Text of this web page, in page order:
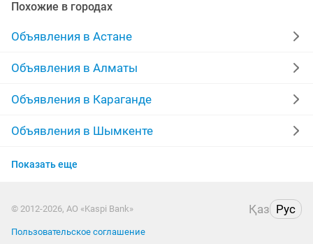
Похожие в городах
Объявления в Астане
Объявления в Алматы
Объявления в Караганде
Объявления в Шымкенте
Объявления в Усть-Каменогорске
Объявления в Костанае
Показать еще
© 2012-2026, АО «Kaspi Bank» Қаз Рус
Пользовательское соглашение